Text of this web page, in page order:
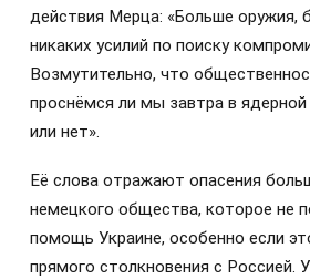
действия Мерца: «Больше оружия,
никаких усилий по поиску
Возмутительно, что
проснёмся ли мы завтра в
или нет».
Её слова отражают опасения
немецкого общества, которое не
помощь Украине, особенно если
прямого столкновения с Россией.